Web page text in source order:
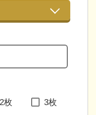
2枚 3枚